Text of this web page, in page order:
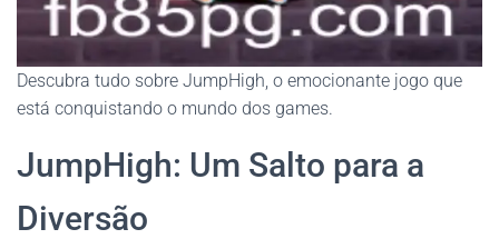
Descubra tudo sobre JumpHigh, o emocionante jogo que
está conquistando o mundo dos games.
JumpHigh: Um Salto para a
Diversão